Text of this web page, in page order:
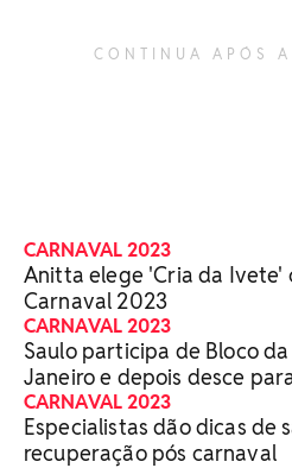
CONTINUA APÓS
CARNAVAL 2023
Anitta elege 'Cria da Ivete'
Carnaval 2023
CARNAVAL 2023
Saulo participa de Bloco
Janeiro e depois desce
CARNAVAL 2023
Especialistas dão dicas de
recuperação pós carnaval